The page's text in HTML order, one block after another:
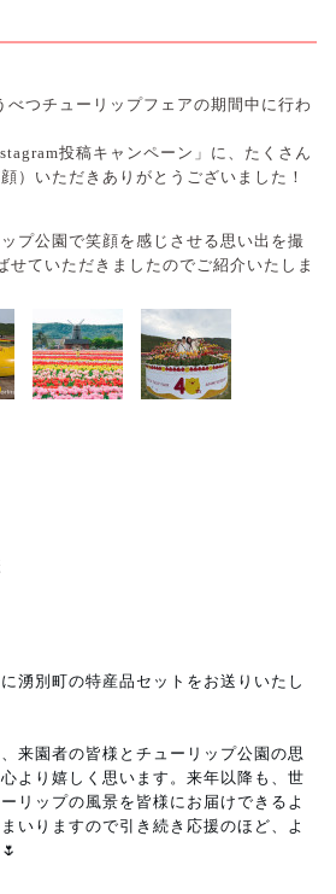
べつチューリップフェアの期間中に行わ
投稿キャンペーン」に、たくさん
）いただきありがとうございました！
プ公園で笑顔を感じさせる思い出を撮
せていただきましたのでご紹介いたしま
湧別町の特産品セットをお送りいたし
来園者の皆様とチューリップ公園の思
より嬉しく思います。 来年以降も、世
リップの風景を皆様にお届けできるよ
いりますので引き続き応援のほど、よ
🌷